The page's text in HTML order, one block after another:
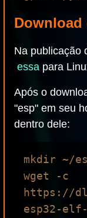
Na publicação
essa para
Após o
"esp" em seu
dentro dele:
mkdir ~/
wget -c
https://
esp32-